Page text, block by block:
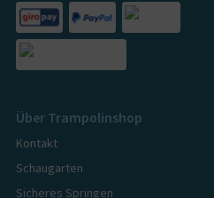
Über Trampolinshop
Kontakt
Schaugarten
Sicheres Springen